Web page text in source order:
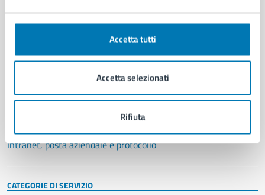
Accetta tutti
Accetta selezionati
Rifiuta
Municipalità
Politici
Documenti e dati
Intranet, posta aziendale e protocollo
CATEGORIE DI SERVIZIO